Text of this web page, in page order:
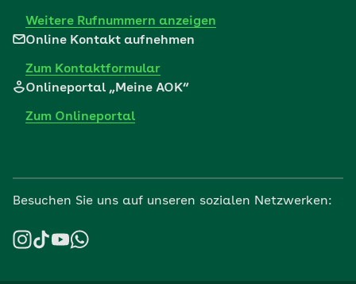
Weitere Rufnummern anzeigen
Online Kontakt aufnehmen
Zum Kontaktformular
Onlineportal „Meine AOK“
Zum Onlineportal
Besuchen Sie uns auf unseren sozialen Netzwerken: